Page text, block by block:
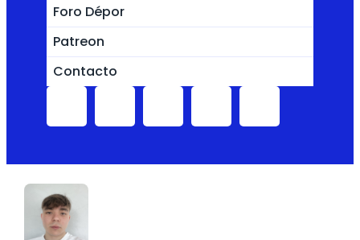
Foro Dépor
Patreon
Contacto